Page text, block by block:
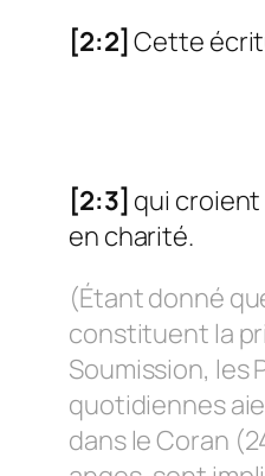
[2:2] Cette
[2:3] qui croient
en charité.
(Étant donné
constituent la
Soumission, les
quotidiennes
dans le Coran